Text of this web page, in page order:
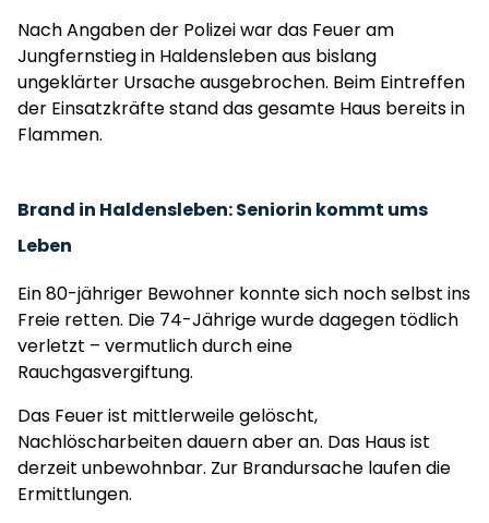
Nach Angaben der Polizei war das Feuer am
Jungfernstieg in Haldensleben aus bislang
ungeklärter Ursache ausgebrochen. Beim Eintreffen
der Einsatzkräfte stand das gesamte Haus bereits in
Flammen.
Brand in Haldensleben: Seniorin kommt ums
Leben
Ein 80-jähriger Bewohner konnte sich noch selbst ins
Freie retten. Die 74-Jährige wurde dagegen tödlich
verletzt – vermutlich durch eine
Rauchgasvergiftung.
Das Feuer ist mittlerweile gelöscht,
Nachlöscharbeiten dauern aber an. Das Haus ist
derzeit unbewohnbar. Zur Brandursache laufen die
Ermittlungen.